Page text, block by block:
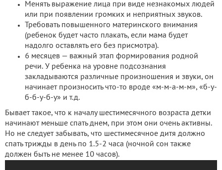
Менять выражение лица при виде незнакомых людей
или при появлении громких и неприятных звуков.
Требовать повышенного материнского внимания
(ребенок будет часто плакать, если мама будет
надолго оставлять его без присмотра).
6 месяцев — важный этап формирования родной
речи. У ребенка на уровне подсознания
закладываются различные произношения и звуки, он
начинает произносить что-то вроде «м-м-а-м-м», «б-у-
б-б-у-б-у» и т.д.
Бывает такое, что к началу шестимесячного возраста детки
начинают меньше спать днем, при этом они очень активны.
Но не следует забывать, что шестимесячное дитя должно
спать трижды в день по 1.5-2 часа (ночной сон также
должен быть не менее 10 часов).